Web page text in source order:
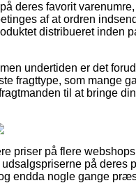
deres favorit
af at ordren
distribueret inden
undertiden er det
fragttype, som mange
til at bringe
priser på flere
på deres
endda nogle gange